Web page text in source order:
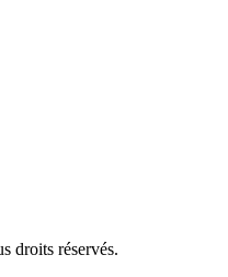
droits réservés.